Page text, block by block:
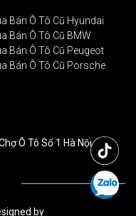
Bán Ô Tô Cũ Hyundai
Bán Ô Tô Cũ BMW
Bán Ô Tô Cũ Peugeot
Bán Ô Tô Cũ Porsche
Ô Tô Số 1 Hà Nội
by